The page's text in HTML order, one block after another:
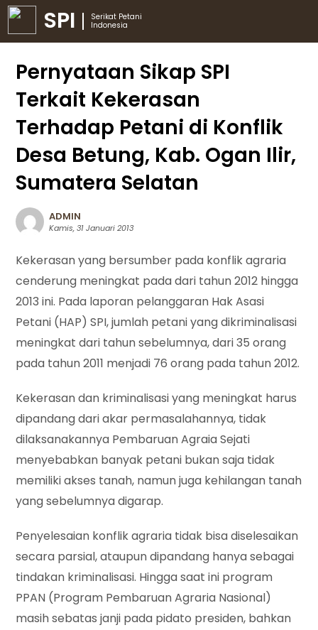
SPI
Serikat Petani
Indonesia
Pernyataan Sikap SPI
Terkait Kekerasan
Terhadap Petani di Konflik
Desa Betung, Kab. Ogan Ilir,
Sumatera Selatan
ADMIN
Kamis, 31 Januari 2013
Kekerasan yang bersumber pada konflik agraria
cenderung meningkat pada dari tahun 2012 hingga
2013 ini. Pada laporan pelanggaran Hak Asasi
Petani (HAP) SPI, jumlah petani yang dikriminalisasi
meningkat dari tahun sebelumnya, dari 35 orang
pada tahun 2011 menjadi 76 orang pada tahun 2012.
Kekerasan dan kriminalisasi yang meningkat harus
dipandang dari akar permasalahannya, tidak
dilaksanakannya Pembaruan Agraia Sejati
menyebabkan banyak petani bukan saja tidak
memiliki akses tanah, namun juga kehilangan tanah
yang sebelumnya digarap.
Penyelesaian konflik agraria tidak bisa diselesaikan
secara parsial, ataupun dipandang hanya sebagai
tindakan kriminalisasi. Hingga saat ini program
PPAN (Program Pembaruan Agraria Nasional)
masih sebatas janji pada pidato presiden, bahkan